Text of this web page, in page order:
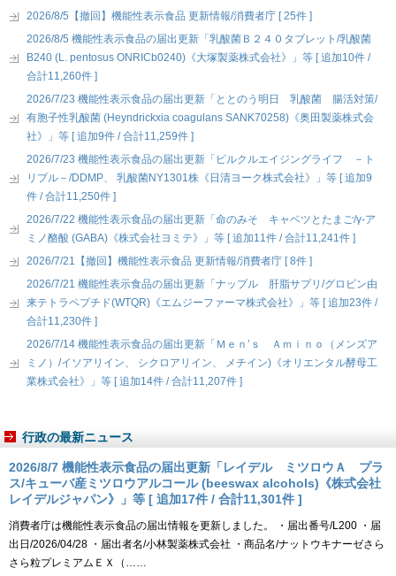
2026/8/5【撤回】機能性表示食品 更新情報/消費者庁 [ 25件 ]
2026/8/5 機能性表示食品の届出更新「乳酸菌Ｂ２４０タブレット/乳酸菌
B240 (L. pentosus ONRICb0240)《大塚製薬株式会社》」等 [ 追加10件 /
合計11,260件 ]
2026/7/23 機能性表示食品の届出更新「ととのう明日 乳酸菌 腸活対策/
有胞子性乳酸菌 (Heyndrickxia coagulans SANK70258)《奥田製薬株式会
社》」等 [ 追加9件 / 合計11,259件 ]
2026/7/23 機能性表示食品の届出更新「ピルクルエイジングライフ －ト
リプル－/DDMP、 乳酸菌NY1301株《日清ヨーク株式会社》」等 [ 追加9
件 / 合計11,250件 ]
2026/7/22 機能性表示食品の届出更新「命のみそ キャベツとたまご/γ-ア
ミノ酪酸 (GABA)《株式会社ヨミテ》」等 [ 追加11件 / 合計11,241件 ]
2026/7/21【撤回】機能性表示食品 更新情報/消費者庁 [ 8件 ]
2026/7/21 機能性表示食品の届出更新「ナップル 肝脂サプリ/グロビン由
来テトラペプチド(WTQR)《エムジーファーマ株式会社》」等 [ 追加23件 /
合計11,230件 ]
2026/7/14 機能性表示食品の届出更新「Ｍｅｎ’ｓ Ａｍｉｎｏ（メンズア
ミノ）/イソアリイン、 シクロアリイン、 メチイン)《オリエンタル酵母工
業株式会社》」等 [ 追加14件 / 合計11,207件 ]
行政の最新ニュース
2026/8/7 機能性表示食品の届出更新「レイデル ミツロウＡ プラ
ス/キューバ産ミツロウアルコール (beeswax alcohols)《株式会社
レイデルジャパン》」等 [ 追加17件 / 合計11,301件 ]
消費者庁は機能性表示食品の届出情報を更新しました。 ・届出番号/L200 ・届
出日/2026/04/28 ・届出者名/小林製薬株式会社 ・商品名/ナットウキナーゼさら
さら粒プレミアムＥＸ（……